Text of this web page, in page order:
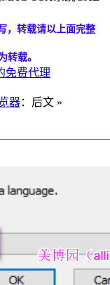
，转载请以上面完整
转载。
免费代理
器：后文 »